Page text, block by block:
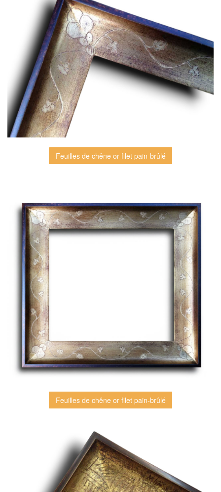
Feuilles de chêne or filet pain-brûlé
Feuilles de chêne or filet pain-brûlé